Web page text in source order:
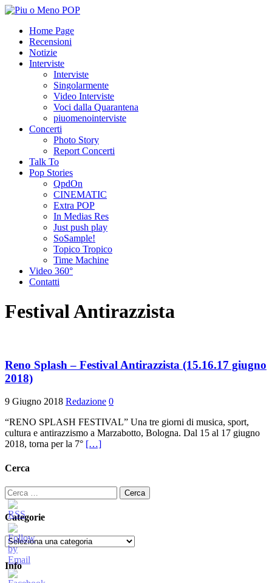
Home Page
Recensioni
Notizie
Interviste
Interviste
Singolarmente
Video Interviste
Voci dalla Quarantena
piuomenointerviste
Concerti
Photo Story
Report Concerti
Talk To
Pop Stories
QpdOn
CINEMATIC
Extra POP
In Medias Res
Just push play
SoSample!
Topico Tropico
Time Machine
Video 360°
Contatti
Festival Antirazzista
Reno Splash – Festival Antirazzista (15.16.17 giugno
2018)
9 Giugno 2018 Redazione 0
“RENO SPLASH FESTIVAL” Una tre giorni di musica, sport,
cultura e antirazzismo a Marzabotto, Bologna. Dal 15 al 17 giugno
2018, torna per la 7° […]
Cerca
Ricerca
per:
Categorie
Categorie
Info